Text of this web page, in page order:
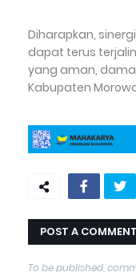
Diharapkan,
dapat terus
yang aman,
Kabupaten
POST A COMMENT
To be published,